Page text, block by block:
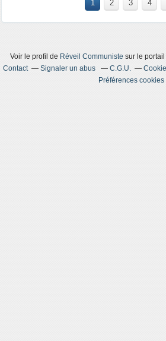
1 2 3 4
Voir le profil de Réveil Communiste sur le
Contact
Signaler un abus C.G.U.
Préférences cookies